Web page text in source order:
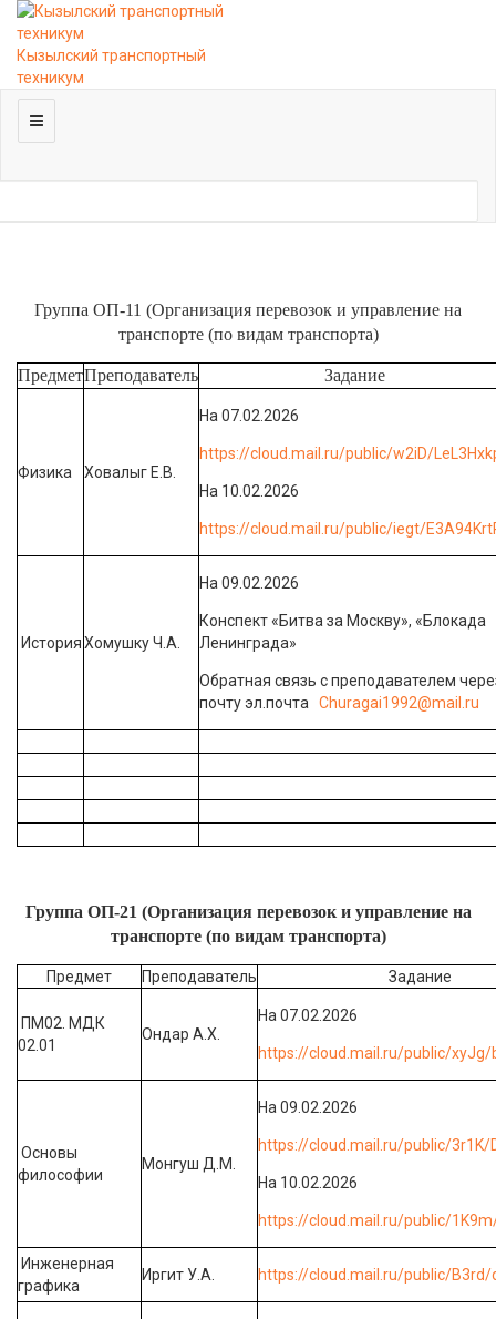
Кызылский транспортный
техникум
Группа ОП-11 (Организация перевозок и управление на
транспорте (по видам транспорта)
ПредметПреподаватель Задание
Физика Ховалыг Е.В.
На 07.02.2026
https://cloud.mail.ru/public/w2iD/
На 10.02.2026
https://cloud.mail.ru/public/iegt/
ИсторияХомушку Ч.А.
На 09.02.2026
Конспект «Битва за Москву», «Блокада
Ленинграда»
Обратная связь с преподавателем
почту эл.почта Churagai1992@mail.ru
Группа ОП-21 (Организация перевозок и управление на
транспорте (по видам транспорта)
Предмет Преподаватель Задание
ПМ02. МДК
02.01
Ондар А.Х.
На 07.02.2026
https://cloud.mail.ru/public/xyJg/
Основы
философии
Монгуш Д.М.
На 09.02.2026
https://cloud.mail.ru/public/3r1K/
На 10.02.2026
https://cloud.mail.ru/public/
Инженерная
графика
Иргит У.А. https://cloud.mail.ru/public/B3rd/